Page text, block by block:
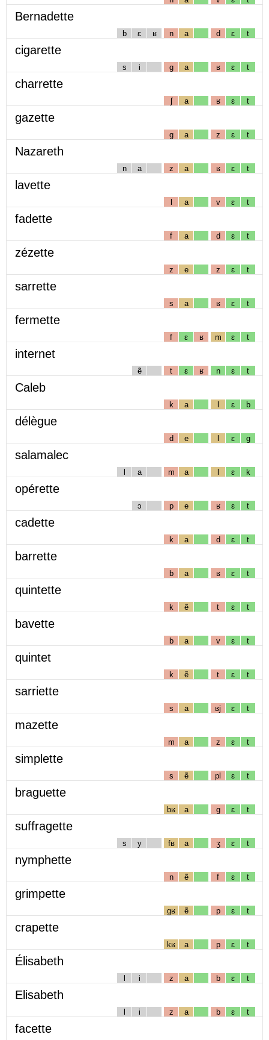
Bernadette
b ɛ ʁ n a d ɛ t
cigarette
s i g a ʁ ɛ t
charrette
ʃ a ʁ ɛ t
gazette
g a z ɛ t
Nazareth
n a z a ʁ ɛ t
lavette
l a v ɛ t
fadette
f a d ɛ t
zézette
z e z ɛ t
sarrette
s a ʁ ɛ t
fermette
f ɛ ʁ m ɛ t
internet
ẽ t ɛ ʁ n ɛ t
Caleb
k a l ɛ b
délègue
d e l ɛ g
salamalec
l a m a l ɛ k
opérette
ɔ p e ʁ ɛ t
cadette
k a d ɛ t
barrette
b a ʁ ɛ t
quintette
k ẽ t ɛ t
bavette
b a v ɛ t
quintet
k ẽ t ɛ t
sarriette
s a ʁj ɛ t
mazette
m a z ɛ t
simplette
s ẽ pl ɛ t
braguette
bʁ a g ɛ t
suffragette
s y fʁ a ʒ ɛ t
nymphette
n ẽ f ɛ t
grimpette
gʁ ẽ p ɛ t
crapette
kʁ a p ɛ t
Élisabeth
l i z a b ɛ t
Elisabeth
l i z a b ɛ t
facette